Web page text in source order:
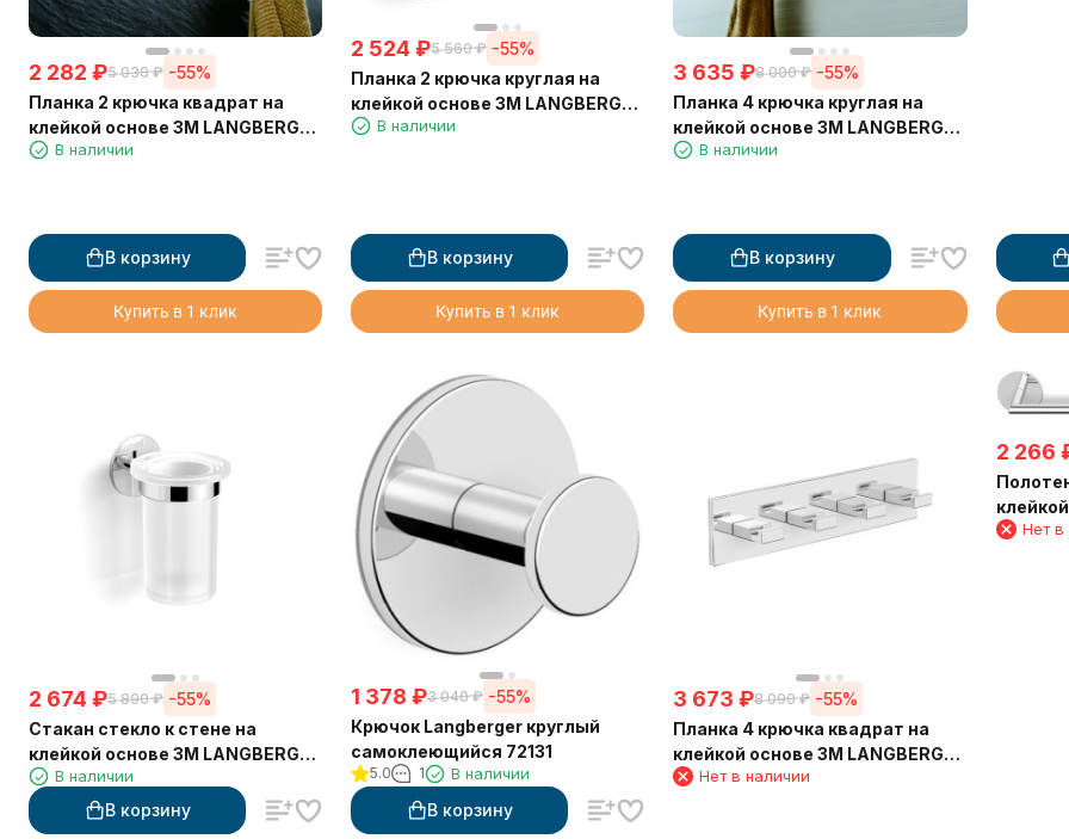
2 282 ₽5 030 ₽ -55%
Планка 2 крючка квадрат на
клейкой основе 3М LANGBERGER
71132В наличии
В корзину
Купить в 1 клик
2 524 ₽5 560 ₽ -55%
Планка 2 крючка круглая на
клейкой основе 3М LANGBERGER
72132В наличии
В корзину
Купить в 1 клик
3 635 ₽8 000 ₽ -55%
Планка 4 крючка круглая на
клейкой основе 3М LANGBERGER
72134В наличии
В корзину
Купить в 1 клик
2 674 ₽5 890 ₽ -55%
Стакан стекло к стене на
клейкой основе 3М LANGBERGER
30811A
В наличии
В корзину
1 378 ₽3 040 ₽ -55%
Крючок Langberger круглый
самоклеющийся 72131
5.0 1 В наличии
В корзину
3 673 ₽8 090 ₽ -55%
Планка 4 крючка квадрат на
клейкой основе 3М LANGBERGER
71134Нет в наличии
2 266
30801C
Нет в